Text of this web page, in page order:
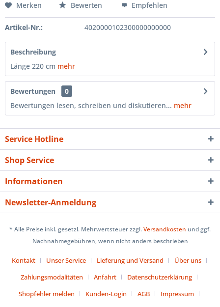
Merken Bewerten Empfehlen
Artikel-Nr.: 4020000102300000000000
Beschreibung
Länge 220 cm mehr
Bewertungen
0
Bewertungen lesen, schreiben und diskutieren... mehr
Service Hotline
Shop Service
Informationen
Newsletter-Anmeldung
* Alle Preise inkl. gesetzl. Mehrwertsteuer zzgl.Versandkosten und ggf.
Nachnahmegebühren, wenn nicht anders beschrieben
Kontakt Unser Service Lieferung und Versand
Über uns
Zahlungsmodalitäten
Anfahrt
Datenschutzerklärung
Shopfehler melden
Kunden-Login AGB
Impressum